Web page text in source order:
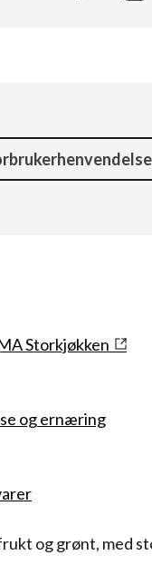
Storkjøkken
og ernæring
og grønt, med